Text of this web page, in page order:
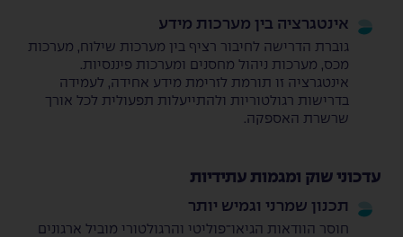
אינטגרציה בין מערכות מידע
גוברת הדרישה לחיבור רציף בין מערכות שילוח, מערכות
מכס, מערכות ניהול מחסנים ומערכות פיננסיות.
אינטגרציה זו תורמת לזרימת מידע אחידה, לעמידה
בדרישות רגולטוריות ולהתייעלות תפעולית לכל אורך
שרשרת האספקה.
עדכוני שוק ומגמות עתידיות
תכנון שמרני וגמיש יותר
חוסר הוודאות הגיאו־פוליטי והרגולטורי מוביל ארגונים